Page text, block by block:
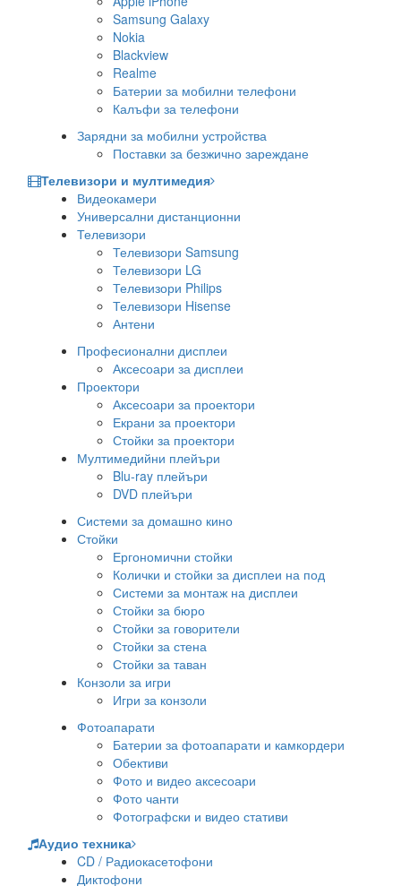
Samsung Galaxy
Nokia
Blackview
Realme
Батерии за мобилни телефони
Калъфи за телефони
Зарядни за мобилни устройства
Поставки за безжично зареждане
Телевизори и мултимедия
Видеокамери
Универсални дистанционни
Телевизори
Телевизори Samsung
Телевизори LG
Телевизори Philips
Телевизори Hisense
Антени
Професионални дисплеи
Аксесоари за дисплеи
Проектори
Аксесоари за проектори
Екрани за проектори
Стойки за проектори
Мултимедийни плейъри
Blu-ray плейъри
DVD плейъри
Системи за домашно кино
Стойки
Ергономични стойки
Колички и стойки за дисплеи на под
Системи за монтаж на дисплеи
Стойки за бюро
Стойки за говорители
Стойки за стена
Стойки за таван
Конзоли за игри
Игри за конзоли
Фотоапарати
Батерии за фотоапарати и камкордери
Обективи
Фото и видео аксесоари
Фото чанти
Фотографски и видео стативи
Аудио техника
CD / Радиокасетофони
Диктофони